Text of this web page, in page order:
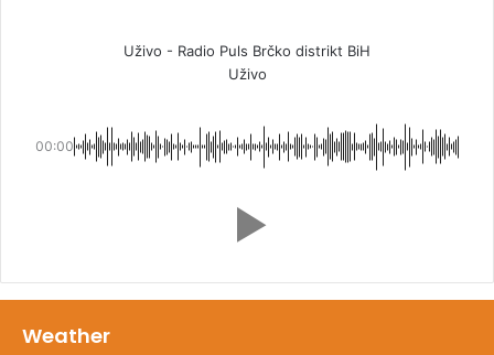
Uživo - Radio Puls Brčko distrikt BiH
Uživo
00:00
Weather